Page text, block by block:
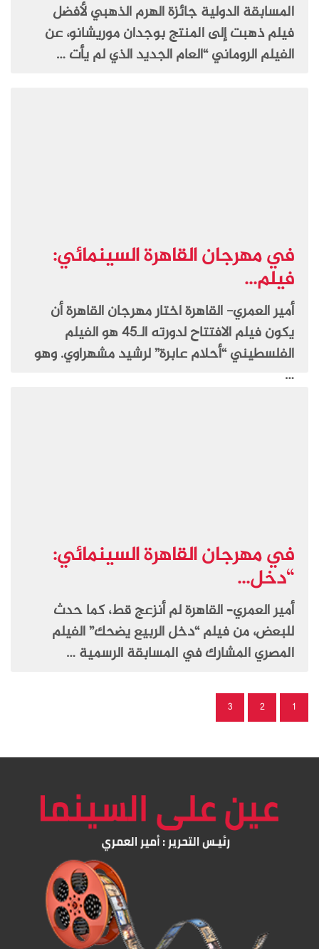
المسابقة الدولية جائزة الهرم الذهبي لأفضل
فيلم ذهبت إلى المنتج بوجدان موريشانو، عن
الفيلم الروماني “العام الجديد الذي لم يأت …
في مهرجان القاهرة السينمائي:
فيلم...
أمير العمري- القاهرة اختار مهرجان القاهرة أن
يكون فيلم الافتتاح لدورته الـ45 هو الفيلم
الفلسطيني “أحلام عابرة” لرشيد مشهراوي. وهو
…
في مهرجان القاهرة السينمائي:
“دخل...
أمير العمري– القاهرة لم أنزعج قط، كما حدث
للبعض، من فيلم “دخل الربيع يضحك” الفيلم
المصري المشارك في المسابقة الرسمية …
1
2
3